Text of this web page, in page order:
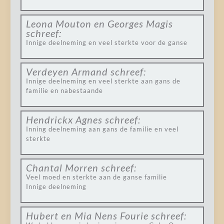
Leona Mouton en Georges Magis
schreef:
Innige deelneming en veel sterkte voor de ganse
Verdeyen Armand schreef:
Innige deelneming en veel sterkte aan gans de
familie en nabestaande
Hendrickx Agnes schreef:
Inning deelneming aan gans de familie en veel
sterkte
Chantal Morren schreef:
Veel moed en sterkte aan de ganse familie
Innige deelneming
Hubert en Mia Nens Fourie schreef: